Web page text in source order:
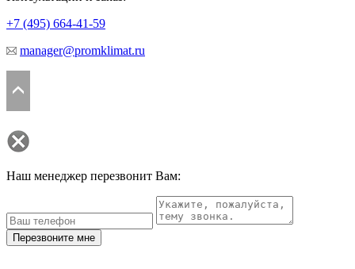
+7 (495) 664-41-59
manager@promklimat.ru
Наш менеджер перезвонит Вам:
Перезвоните мне